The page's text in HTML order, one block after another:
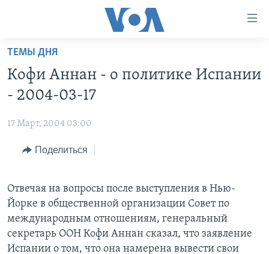
Перейти
основной
контент
навигации
поиск
ГЛАВНОЕ
ПРОГРАММЫ
НОВОСТИ ЗА МИНУТУ
ИТОГИ
ДИСКУССИЯ VOA
ДЕТАЛИ
НЬЮ-ЙОРК NEW YORK
УЧИМ АНГЛИЙСКИЙ
НАША АМЕРИКАНСКАЯ ИСТОРИЯ
АРТЕФАКТЫ
АМЕРИКАНСКИЕ ГОРОДКИ
ТЕСТЫ
ЭКСПЕРТИЗА
ИНТЕРВЬЮ
ЗА СВОБОДУ ПРЕССЫ
УЧИМ АНГЛИЙСКИЙ
ВИДЕО
ТЕМЫ ДНЯ
Кофи Аннан - о политике Испании
- 2004-03-17
17 Март, 2004 03:00
Поделиться
Отвечая на вопросы после выступления в Нью-
Йорке в общественной организации Совет по
международным отношениям, генеральный
секретарь ООН Кофи Аннан сказал, что заявление
Испании о том, что она намерена вывести свои